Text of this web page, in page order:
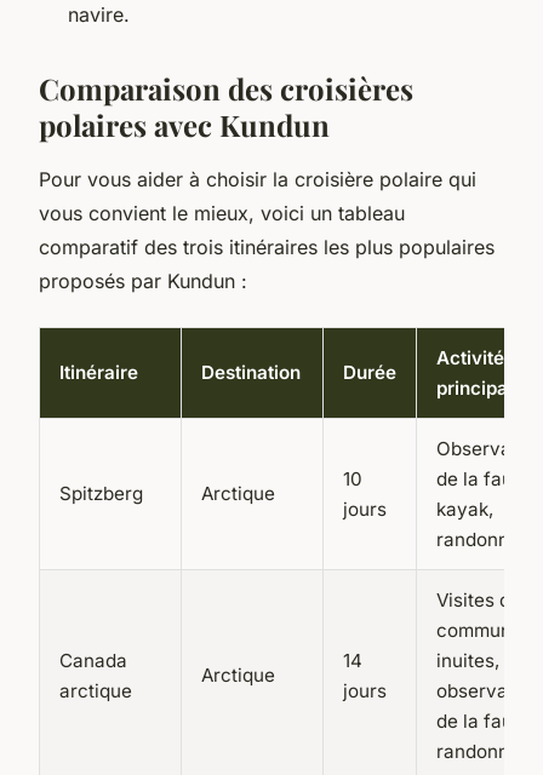
navire.
Comparaison des croisières
polaires avec Kundun
Pour vous aider à choisir la croisière polaire qui
vous convient le mieux, voici un tableau
comparatif des trois itinéraires les plus populaires
proposés par Kundun :
Itinéraire Destination Durée
Activités
principales
Spitzberg Arctique
10
jours
Observation
de la faune,
kayak,
randonnées
Canada
arctique
Arctique
14
jours
Visites de
inuites,
observation
de la faune,
randonnées